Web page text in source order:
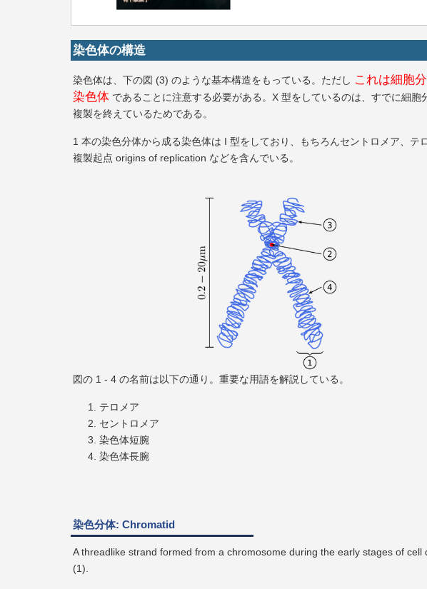
染色体の構造
染色体は、下の図 (3) のような基本構造をもっている。ただし これは細胞
染色体 であることに注意する必要がある。X 型をしているのは、すでに細胞
複製を終えているためである。
1 本の染色分体から成る染色体は I 型をしており、もちろんセントロメア、テ
複製起点 origins of replication などを含んでいる。
図の 1 - 4 の名前は以下の通り。重要な用語を解説している。
テロメア
セントロメア
染色体短腕
染色体長腕
染色分体: Chromatid
A threadlike strand formed from a chromosome during the early stages of cell
(1).